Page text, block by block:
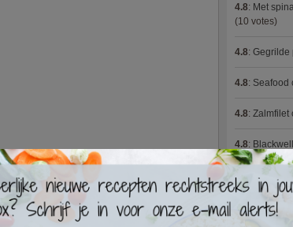
4.8: Met
(10 votes)
4.8: Gegrilde
4.8: Seafood
4.8: Zalmfilet
4.8:
4.7
Meus)(15
4.7: